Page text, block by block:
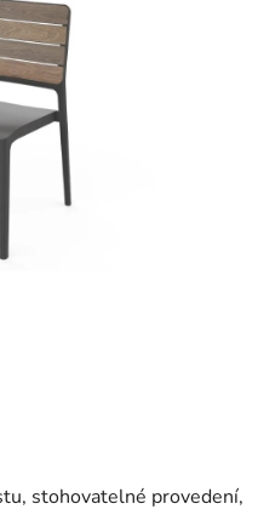
stohovatelné provedení,